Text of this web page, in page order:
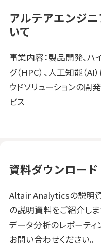
アルテアエンジ
いて
事業内容：製品開発、ハ
グ（HPC）、人工知能（
ウドソリューションの開
ビス
資料ダウンロード
Altair Analyticsの説明
の説明資料をご紹介しま
データ分析のレポーテ
お問い合わせください。